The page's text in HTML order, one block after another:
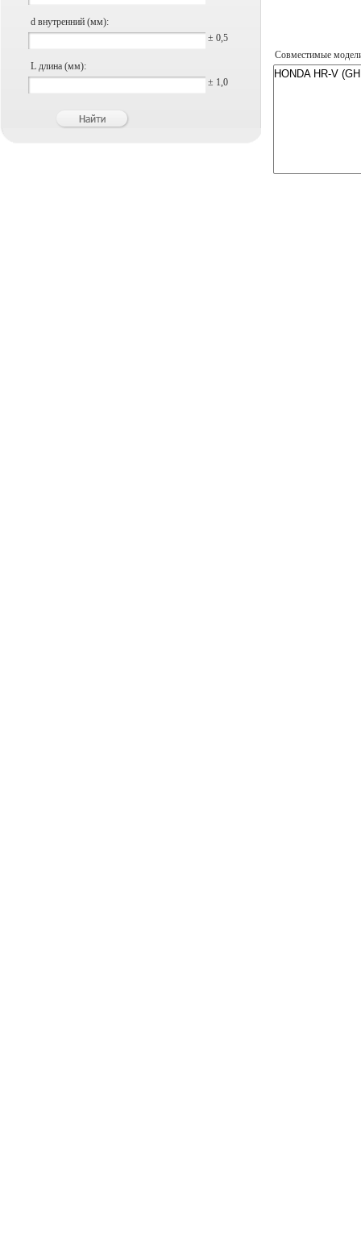
d внутренний (мм):
± 0,5
L длина (мм):
± 1,0
Совместимые